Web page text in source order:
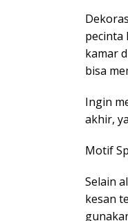
pecinta
kamar
bisa
Ingin
akhir,
Motif
Selain
kesan